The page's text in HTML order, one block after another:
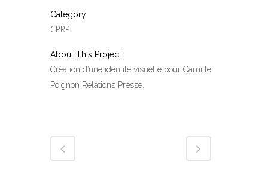
Category
CPRP
About This Project
Création d’une identité visuelle pour Camille
Poignon Relations Presse.